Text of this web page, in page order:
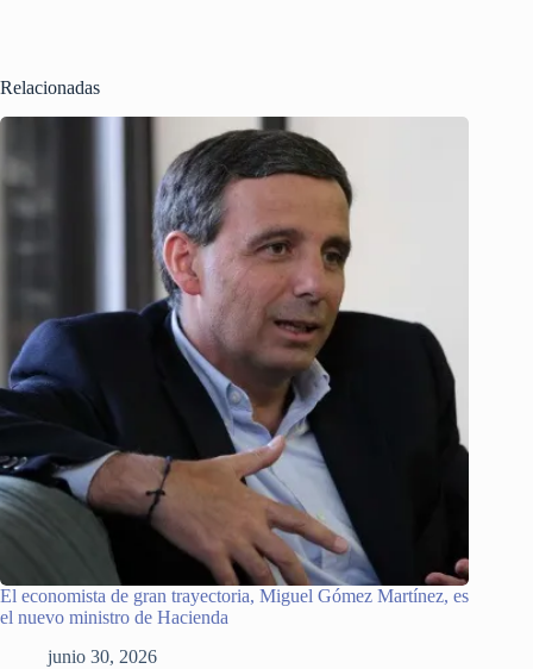
Relacionadas
El economista de gran trayectoria, Miguel Gómez Martínez, es
el nuevo ministro de Hacienda
junio 30, 2026